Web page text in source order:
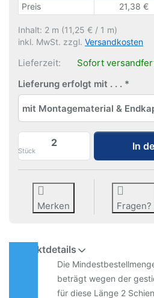
Staffelpreise
Preis
21,38 €
Inhalt: 2 m (11,25 € / 1 m)
inkl. MwSt. zzgl. Versandkosten
Lieferzeit:
Sofort
Lieferung erfolgt mit . . .
mit Montagematerial &
Stück In
Merken Fragen?
Produktdetails
Die
beträgt wegen der
für diese Länge 2